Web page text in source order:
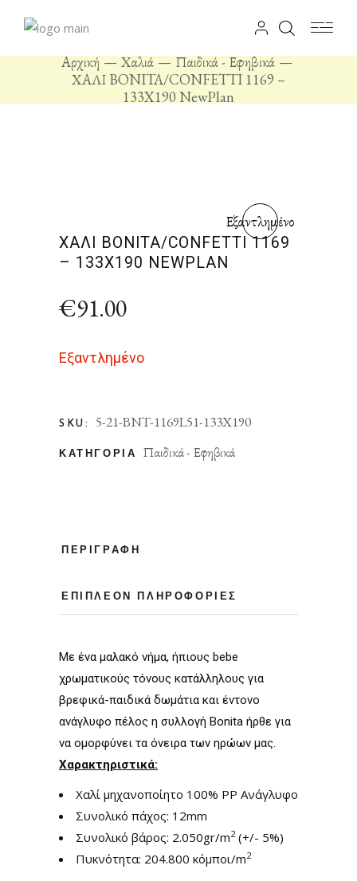
Αρχική Χαλιά
Παιδικά - Εφηβικά
ΧΑΛΙ BONITA/CONFETTI 1169 –
133X190 NewPlan
Εξαντλημένο
ΧΑΛΙ BONITA/CONFETTI 1169
– 133X190 NEWPLAN
€91.00
Εξαντλημένο
SKU: 5-21-BNT-1169L51-133X190
ΚΑΤΗΓΟΡΊΑ Παιδικά - Εφηβικά
ΠΕΡΙΓΡΑΦΉ
ΕΠΙΠΛΈΟΝ ΠΛΗΡΟΦΟΡΊΕΣ
Με ένα μαλακό νήμα, ήπιους bebe
χρωματικούς τόνους κατάλληλους για
βρεφικά-παιδικά δωμάτια και έντονο
ανάγλυφο πέλος η συλλογή Bonita ήρθε για
να ομορφύνει τα όνειρα των ηρώων μας.
Χαρακτηριστικά:
Χαλί μηχανοποίητο 100% PP Ανάγλυφο
Συνολικό πάχος: 12mm
Συνολικό βάρος: 2.050gr/m2(+/- 5%)
Πυκνότητα: 204.800 κόμποι/m2